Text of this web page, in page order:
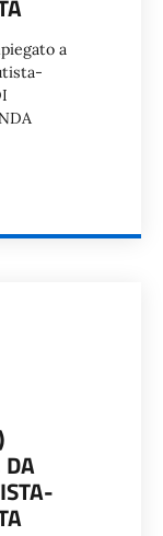
a
DA